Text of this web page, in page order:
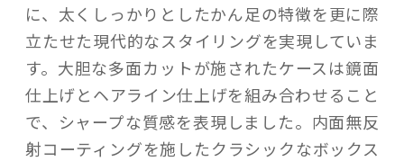
に、太くしっかりとしたかん足の特徴を更に際
立たせた現代的なスタイリングを実現していま
す。大胆な多面カットが施されたケースは鏡面
仕上げとヘアライン仕上げを組み合わせること
で、シャープな質感を表現しました。内面無反
射コーティングを施したクラシックなボックス